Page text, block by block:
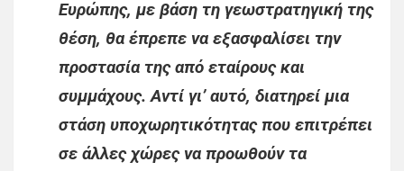
Ευρώπης, με βάση τη γεωστρατηγική της
θέση, θα έπρεπε να εξασφαλίσει την
προστασία της από εταίρους και
συμμάχους. Αντί γι’ αυτό, διατηρεί μια
στάση υποχωρητικότητας που επιτρέπει
σε άλλες χώρες να προωθούν τα